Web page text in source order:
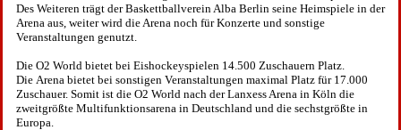
Des Weiteren trägt der Baskettballverein Alba Berlin seine Heimspiele in der
Arena aus, weiter wird die Arena noch für Konzerte und sonstige
Veranstaltungen genutzt.
Die O2 World bietet bei Eishockeyspielen 14.500 Zuschauern Platz.
Die Arena bietet bei sonstigen Veranstaltungen maximal Platz für 17.000
Zuschauer. Somit ist die O2 World nach der Lanxess Arena in Köln die
zweitgrößte Multifunktionsarena in Deutschland und die sechstgrößte in
Europa.